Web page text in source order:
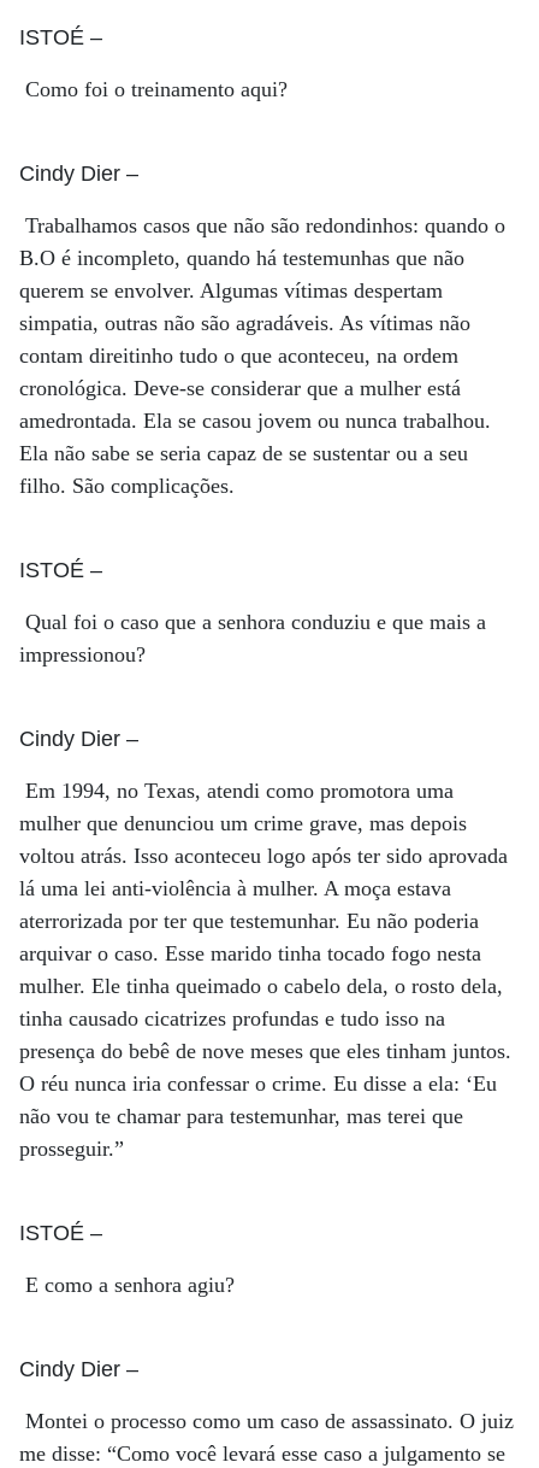
ISTOÉ –
Como foi o treinamento aqui?
Cindy Dier –
Trabalhamos casos que não são redondinhos: quando o
B.O é incompleto, quando há testemunhas que não
querem se envolver. Algumas vítimas despertam
simpatia, outras não são agradáveis. As vítimas não
contam direitinho tudo o que aconteceu, na ordem
cronológica. Deve-se considerar que a mulher está
amedrontada. Ela se casou jovem ou nunca trabalhou.
Ela não sabe se seria capaz de se sustentar ou a seu
filho. São complicações.
ISTOÉ –
Qual foi o caso que a senhora conduziu e que mais a
impressionou?
Cindy Dier –
Em 1994, no Texas, atendi como promotora uma
mulher que denunciou um crime grave, mas depois
voltou atrás. Isso aconteceu logo após ter sido aprovada
lá uma lei anti-violência à mulher. A moça estava
aterrorizada por ter que testemunhar. Eu não poderia
arquivar o caso. Esse marido tinha tocado fogo nesta
mulher. Ele tinha queimado o cabelo dela, o rosto dela,
tinha causado cicatrizes profundas e tudo isso na
presença do bebê de nove meses que eles tinham juntos.
O réu nunca iria confessar o crime. Eu disse a ela: ‘Eu
não vou te chamar para testemunhar, mas terei que
prosseguir.”
ISTOÉ –
E como a senhora agiu?
Cindy Dier –
Montei o processo como um caso de assassinato. O juiz
me disse: “Como você levará esse caso a julgamento se